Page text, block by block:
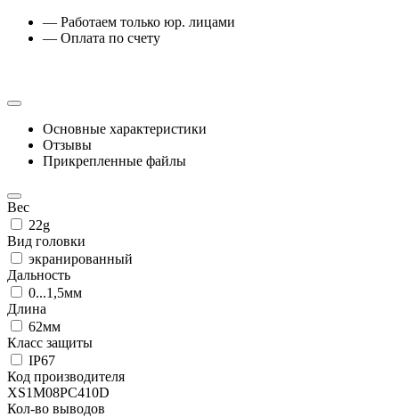
— Работаем только юр. лицами
— Оплата по счету
Основные характеристики
Отзывы
Прикрепленные файлы
Вес
22g
Вид головки
экранированный
Дальность
0...1,5мм
Длина
62мм
Класс защиты
IP67
Код производителя
XS1M08PC410D
Кол-во выводов